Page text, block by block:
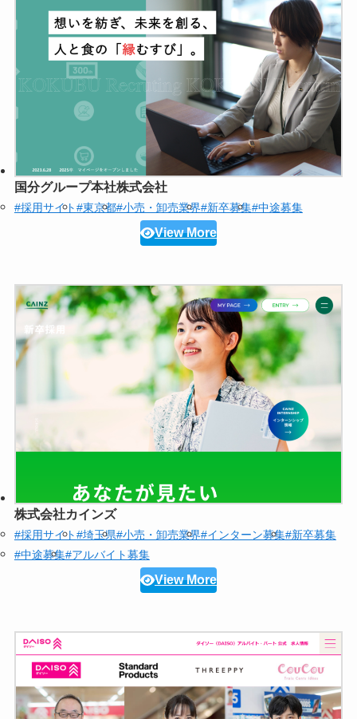
国分グループ本社株式会社
#採用サイト#東京都#小売・卸売業界#新卒募集#中途募集
View More
株式会社カインズ
#採用サイト#埼玉県#小売・卸売業界#インターン募集#新卒募集
#中途募集#アルバイト募集
View More